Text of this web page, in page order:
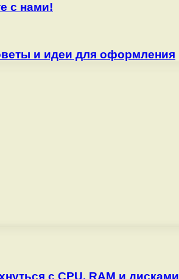
с нами!
и идеи для оформления
с CPU, RAM и дисками